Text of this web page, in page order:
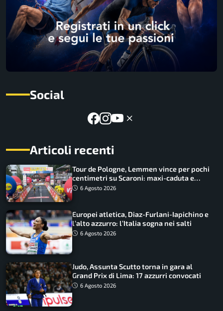
Social
Articoli recenti
Tour de Pologne, Lemmen vince per pochi
centimetri su Scaroni: maxi-caduta e
tappa accorciata
6 Agosto 2026
Europei atletica, Diaz-Furlani-Iapichino e
l’alto azzurro: l’Italia sogna nei salti
6 Agosto 2026
Judo, Assunta Scutto torna in gara al
Grand Prix di Lima: 17 azzurri convocati
6 Agosto 2026